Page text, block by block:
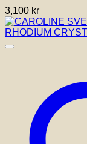
De
olika
alternativen
kan
3,100 kr